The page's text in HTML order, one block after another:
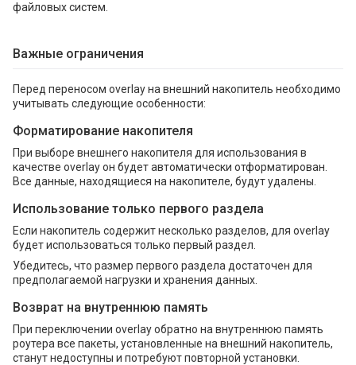
файловых систем.
Важные ограничения
Перед переносом overlay на внешний накопитель необходимо
учитывать следующие особенности:
Форматирование накопителя
При выборе внешнего накопителя для использования в
качестве overlay он будет автоматически отформатирован.
Все данные, находящиеся на накопителе, будут удалены.
Использование только первого раздела
Если накопитель содержит несколько разделов, для overlay
будет использоваться только первый раздел.
Убедитесь, что размер первого раздела достаточен для
предполагаемой нагрузки и хранения данных.
Возврат на внутреннюю память
При переключении overlay обратно на внутреннюю память
роутера все пакеты, установленные на внешний накопитель,
станут недоступны и потребуют повторной установки.